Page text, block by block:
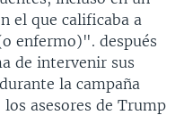
el que calificaba a
enfermo)". después
de intervenir sus
la campaña
asesores de Trump